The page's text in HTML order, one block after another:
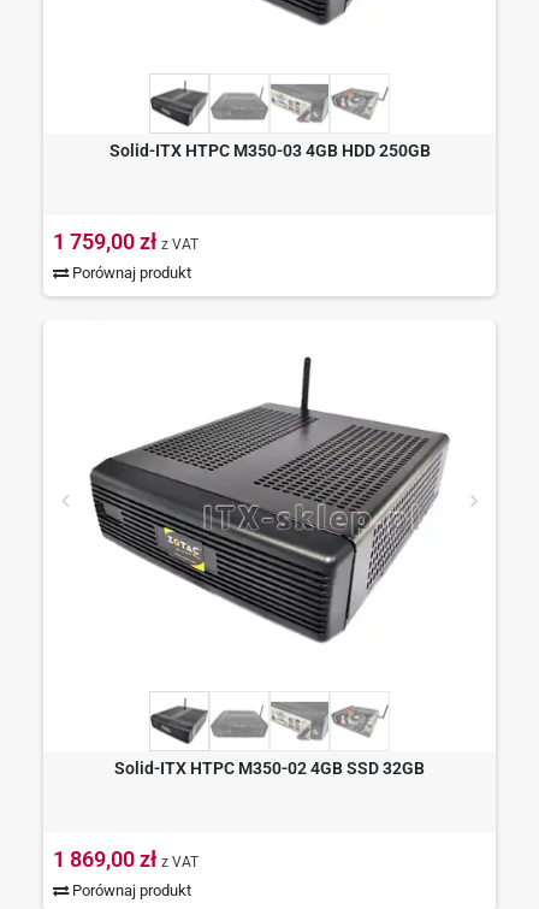
Solid-ITX HTPC M350-03 4GB HDD 250GB
1 759,00 zł z VAT
Porównaj produkt
Solid-ITX HTPC M350-02 4GB SSD 32GB
1 869,00 zł z VAT
Porównaj produkt